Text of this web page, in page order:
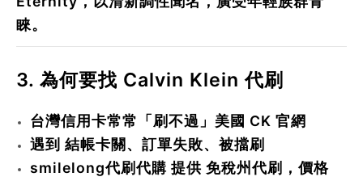
睞。
3. 為何要找 Calvin Klein 代刷
台灣信用卡常常「刷不過」美國 CK 官網
遇到 結帳卡關、 訂單失敗、 被擋刷
smilelong代刷代購 提供 免稅州代刷 ，價格